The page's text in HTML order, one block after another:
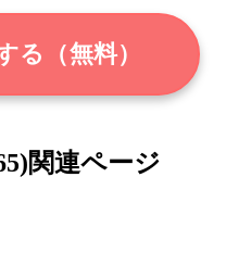
る（無料）
関連ページ